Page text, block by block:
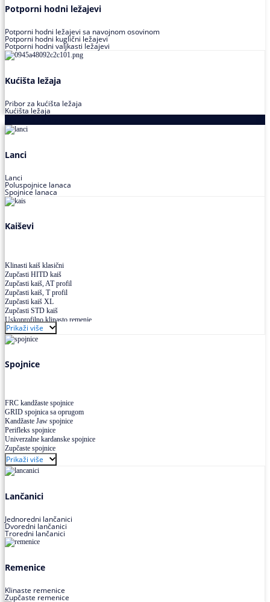
Potporni hodni ležajevi
Potporni hodni ležajevi sa navojnom osovinom
Potporni hodni kuglični ležajevi
Potporni hodni valjkasti ležajevi
Kućišta ležaja
Pribor za kućišta ležaja
Kućišta ležaja
Lanci
Lanci
Poluspojnice lanaca
Spojnice lanaca
Kaiševi
Klinasti kaiš klasični
Zupčasti HITD kaiš
Zupčasti kaiš, AT profil
Zupčasti kaiš, T profil
Zupčasti kaiš XL
Zupčasti STD kaiš
Uskoprofilno klinasto remenje
Uskoprofilno klinasto remenje spojeno
Uskoprofilno klinasto remenje XP extra power
Višekanalno remenje PJ,PK
Prikaži više
Spojnice
FRC kandžaste spojnice
GRID spojnica sa oprugom
Kandžaste Jaw spojnice
Perifleks spojnice
Univerzalne kardanske spojnice
Zupčaste spojnice
Prikaži više
Lančanici
Jednoredni lančanici
Dvoredni lančanici
Troredni lančanici
Remenice
Klinaste remenice
Zupčaste remenice